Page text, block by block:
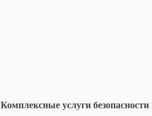
Комплексные услуги